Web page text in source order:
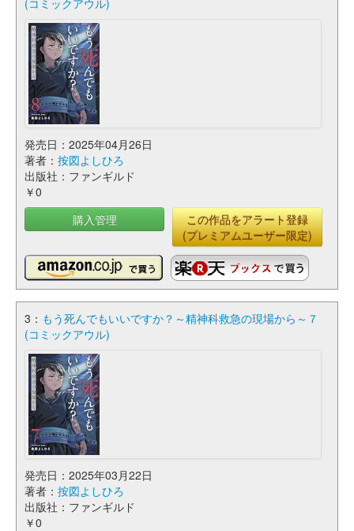
(コミックアウル)
発売日：2025年04月26日
著者： 按図よしひろ
出版社：ファンギルド
￥0
購入管理
この作品をアラート登録
(プレミアムユーザー限定)
3： もう死んでもいいですか？～精神科救急の現場から～７
(コミックアウル)
発売日：2025年03月22日
著者： 按図よしひろ
出版社：ファンギルド
￥0